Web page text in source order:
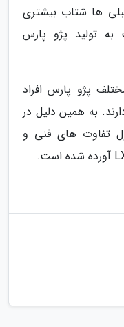
به قبلی ها شتاب بیشتری
تولید پژو پارس
پژو پارس افراد
به همین دلیل در
تفاوت های فنی و